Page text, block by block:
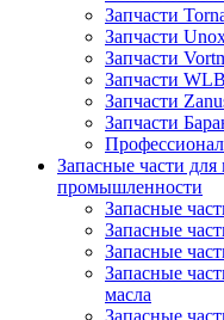
Запчасти
Запчасти
Запчасти
Запчасти
Запчасти
Запчасти
Запасные части
промышленности
Запасные
Запасные
Запасные
Запасные
масла
Запасные